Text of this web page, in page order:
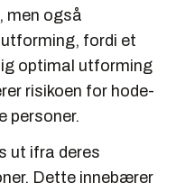
men også
fordi et
optimal utforming
risikoen for hode-
personer.
ut ifra deres
Dette innebærer